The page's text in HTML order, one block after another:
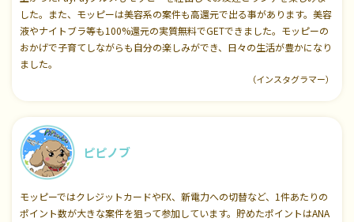
した。また、モッピーは美容系の案件も高還元で出る事があります。美容
液やナイトブラ等も100%還元の実質無料でGETできました。モッピーの
おかげで子育てしながらも自分の楽しみができ、日々の生活が豊かになり
ました。
（インスタグラマー）
ピピノブ
モッピーではクレジットカードやFX、新電力への切替など、1件あたりの
ポイント数が大きな案件を狙って参加しています。貯めたポイントはANA